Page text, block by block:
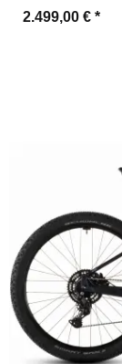
2.499,00 € *